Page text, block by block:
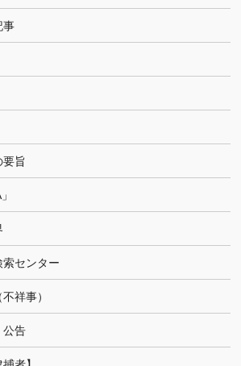
事
旨
センター
祥事）
公告